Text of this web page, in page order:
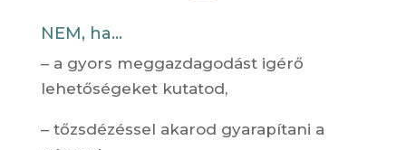
NEM, ha...
– a gyors meggazdagodást igérő
lehetőségeket kutatod,
– tőzsdézéssel akarod gyarapítani a